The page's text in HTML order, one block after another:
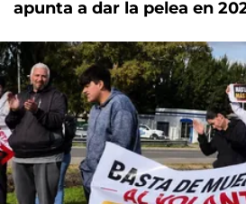
apunta a dar la pelea en